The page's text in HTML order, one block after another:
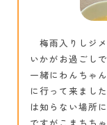
梅雨入りしジ
いかがお過ごし
一緒にわんちゃ
に行って来まし
は知らない場所